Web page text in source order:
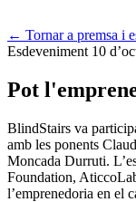
← Tornar a premsa i
Esdeveniment 10
Pot
BlindStairs va
amb les ponents
Moncada Durruti.
Foundation,
l’emprenedoria en el